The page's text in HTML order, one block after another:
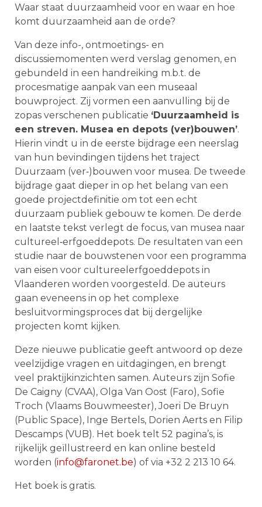
Waar staat duurzaamheid voor en waar en hoe
komt duurzaamheid aan de orde?
Van deze info-, ontmoetings- en
discussiemomenten werd verslag genomen, en
gebundeld in een handreiking m.b.t. de
procesmatige aanpak van een museaal
bouwproject. Zij vormen een aanvulling bij de
zopas verschenen publicatie ‘Duurzaamheid is
een streven. Musea en depots (ver)bouwen’.
Hierin vindt u in de eerste bijdrage een neerslag
van hun bevindingen tijdens het traject
Duurzaam (ver‐)bouwen voor musea. De tweede
bijdrage gaat dieper in op het belang van een
goede projectdefinitie om tot een echt
duurzaam publiek gebouw te komen. De derde
en laatste tekst verlegt de focus, van musea naar
cultureel‐erfgoeddepots. De resultaten van een
studie naar de bouwstenen voor een programma
van eisen voor cultureelerfgoeddepots in
Vlaanderen worden voorgesteld. De auteurs
gaan eveneens in op het complexe
besluitvormingsproces dat bij dergelijke
projecten komt kijken.
Deze nieuwe publicatie geeft antwoord op deze
veelzijdige vragen en uitdagingen, en brengt
veel praktijkinzichten samen. Auteurs zijn Sofie
De Caigny (CVAA), Olga Van Oost (Faro), Sofie
Troch (Vlaams Bouwmeester), Joeri De Bruyn
(Public Space), Inge Bertels, Dorien Aerts en Filip
Descamps (VUB). Het boek telt 52 pagina’s, is
rijkelijk geïllustreerd en kan online besteld
worden (info@faronet.be) of via +32 2 213 10 64.
Het boek is gratis.